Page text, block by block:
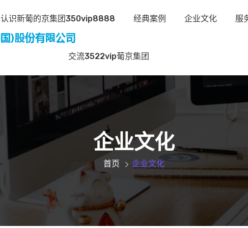
认识新葡的京集团350vip8888 经典案例 企业文化 服
交流3522vip葡京集团
企业文化
首页 企业文化